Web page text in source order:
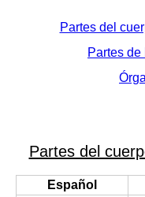
Partes del
Partes
Partes del
Español